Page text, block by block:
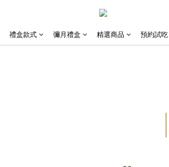
禮盒款式 彌月禮盒 精選商品 預約試吃